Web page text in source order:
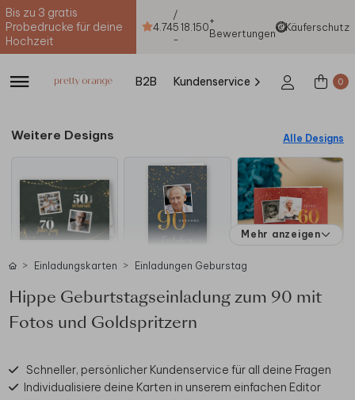
Bis zu 3 gratis
Probedrucke für deine
Hochzeit
4.74
/
5
-
18.150+
Bewertungen
Käuferschutz
B2B Kundenservice 0
Weitere Designs Alle Designs
Mehr anzeigen
Einladungskarten Einladungen Geburstag
Hippe Geburtstagseinladung zum 90 mit
Fotos und Goldspritzern
Schneller, persönlicher Kundenservice für all deine Fragen
Individualisiere deine Karten in unserem einfachen Editor